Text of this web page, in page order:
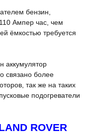
бензин,
Ампер час, чем
ёмкостью требуется
аккумулятор
связано более
так же на таких
подогреватели
ROVER